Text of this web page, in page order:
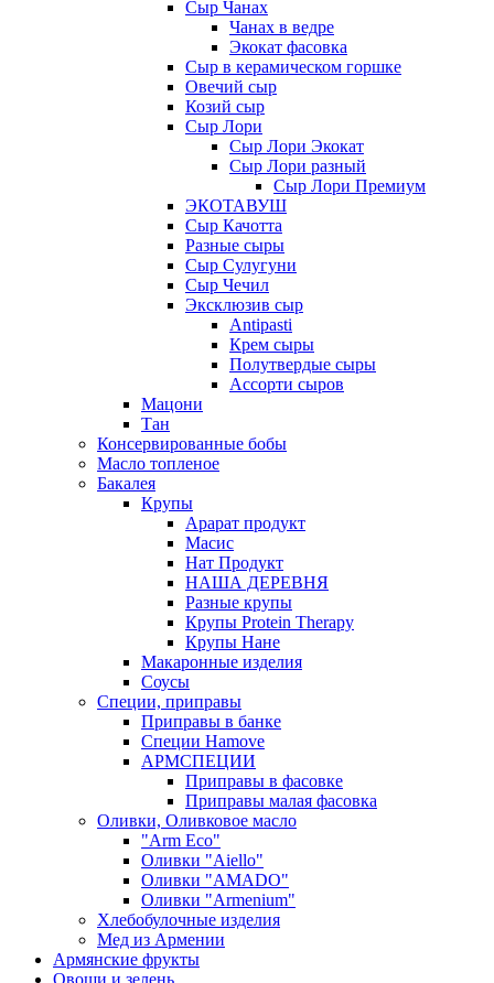
Сыр Чанах
Чанах в ведре
Экокат фасовка
Сыр в керамическом горшке
Овечий сыр
Козий сыр
Сыр Лори
Сыр Лори Экокат
Сыр Лори разный
Сыр Лори Премиум
ЭКОТАВУШ
Сыр Качотта
Разные сыры
Сыр Сулугуни
Сыр Чечил
Эксклюзив сыр
Antipasti
Крем сыры
Полутвердые сыры
Ассорти сыров
Мацони
Тан
Консервированные бобы
Масло топленое
Бакалея
Крупы
Арарат продукт
Масис
Нат Продукт
НАША ДЕРЕВНЯ
Разные крупы
Крупы Protein Therapy
Крупы Нане
Макаронные изделия
Соусы
Специи, приправы
Приправы в банке
Специи Hamove
АРМСПЕЦИИ
Приправы в фасовке
Приправы малая фасовка
Оливки, Оливковое масло
"Arm Eco"
Оливки "Aiello"
Оливки "AMADO"
Оливки "Armenium"
Хлебобулочные изделия
Мед из Армении
Армянские фрукты
Овощи и зелень